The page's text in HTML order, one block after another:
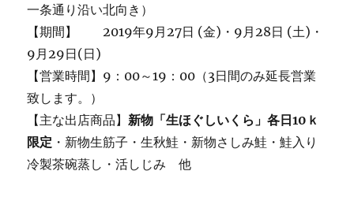
一条通り沿い北向き）
【期間】 2019年9月27日 (金)・9月28日 (土)・
9月29日(日)
【営業時間】9：00～19：00（3日間のみ延長営業
致します。）
【主な出店商品】新物「生ほぐしいくら」各日10ｋ
限定 ・新物生筋子・生秋鮭・新物さしみ鮭・鮭入り
冷製茶碗蒸し・活しじみ 他